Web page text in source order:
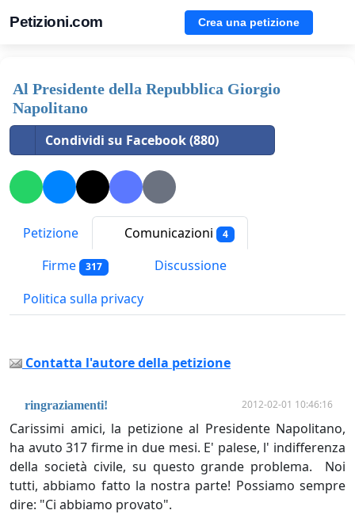
Petizioni.com Crea una petizione
Al Presidente della Repubblica Giorgio
Napolitano
Condividi su Facebook (880)
Petizione Comunicazioni 4
Firme 317
Discussione
Politica sulla privacy
Contatta l'autore della petizione
ringraziamenti! 2012-02-01 10:46:16
Carissimi amici, la petizione al Presidente Napolitano,
ha avuto 317 firme in due mesi. E' palese, l' indifferenza
della società civile, su questo grande problema. Noi
tutti, abbiamo fatto la nostra parte! Possiamo sempre
dire: "Ci abbiamo provato".